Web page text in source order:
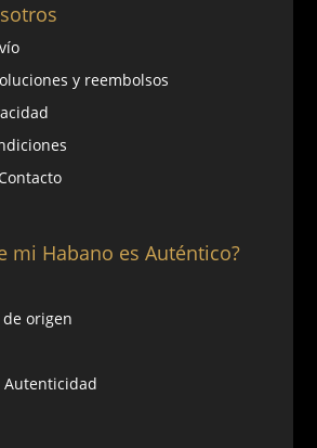
y reembolsos
mi Habano es Auténtico?
origen
Autenticidad